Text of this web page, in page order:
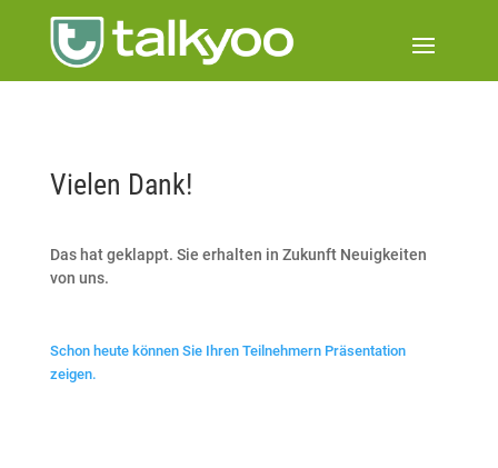
Vielen Dank!
Das hat geklappt. Sie erhalten in Zukunft Neuigkeiten
von uns.
Schon heute können Sie Ihren Teilnehmern Präsentation
zeigen.